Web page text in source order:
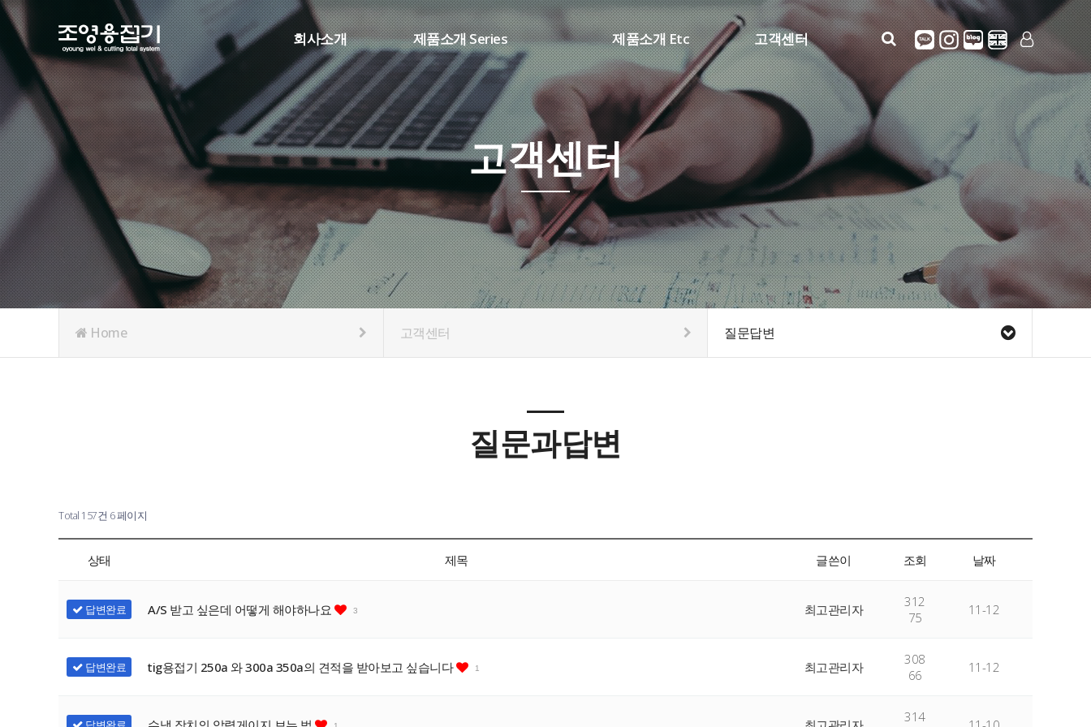
LOG IN
SIGN UP
회사소개
인사말
연혁
조직도
인증현황
오시는길
제품소개 Series
SHARP시리즈(DC ARC)
WD 시리즈(TIG용접기)
DB 시리즈(AC/DC용접기)
CM 시리즈(IN CO2용접기)
K1 시리즈(SCR CO2용접기)
HT 시리즈(PLASMA절단기)
제품소개 Etc
용접부품
소모품
고객센터
공지사항
자주묻는질문
질문답변
정보안내(사용설명)
견적문의
고객센터
Home 고객센터 질문답변
질문과답변
Total 157건 6 페이지
상태 제목 글쓴이 조회 날짜
답변완료 A/S 받고 싶은데 어떻게 해야하나요 3 최고관리자
312
75
11-12
답변완료 tig용접기 250a 와 300a 350a의 견적을 받아보고 싶습니다 1 최고관리자
308
66
11-12
314